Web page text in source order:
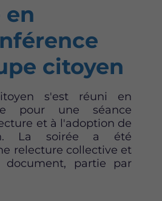
en
citoyen
s'est réuni en
pour une séance
et à l'adoption de
La soirée a été
relecture collective et
document, partie par